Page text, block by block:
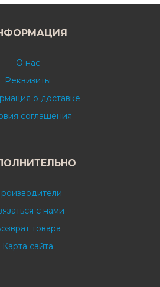
О нас
Реквизиты
о доставке
соглашения
с нами
товара
Карта сайта